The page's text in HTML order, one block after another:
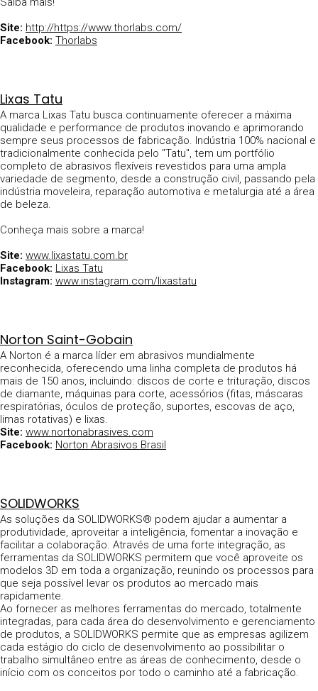
Site: http://https://www.thorlabs.com/
Facebook: Thorlabs
Lixas Tatu
A marca Lixas Tatu busca continuamente oferecer a máxima
qualidade e performance de produtos inovando e aprimorando
sempre seus processos de fabricação. Indústria 100% nacional e
tradicionalmente conhecida pelo "Tatu", tem um portfólio
completo de abrasivos flexíveis revestidos para uma ampla
variedade de segmento, desde a construção civil, passando pela
indústria moveleira, reparação automotiva e metalurgia até a área
de beleza.
Conheça mais sobre a marca!
Site: www.lixastatu.com.br
Facebook: Lixas Tatu
Instagram: www.instagram.com/lixastatu
Norton Saint-Gobain
A Norton é a marca líder em abrasivos mundialmente
reconhecida, oferecendo uma linha completa de produtos há
mais de 150 anos, incluindo: discos de corte e trituração, discos
de diamante, máquinas para corte, acessórios (fitas, máscaras
respiratórias, óculos de proteção, suportes, escovas de aço,
limas rotativas) e lixas.
Site: www.nortonabrasives.com
Facebook: Norton Abrasivos Brasil
SOLIDWORKS
As soluções da SOLIDWORKS® podem ajudar a aumentar a
produtividade, aproveitar a inteligência, fomentar a inovação e
facilitar a colaboração. Através de uma forte integração, as
ferramentas da SOLIDWORKS permitem que você aproveite os
modelos 3D em toda a organização, reunindo os processos para
que seja possível levar os produtos ao mercado mais
rapidamente.
Ao fornecer as melhores ferramentas do mercado, totalmente
integradas, para cada área do desenvolvimento e gerenciamento
de produtos, a SOLIDWORKS permite que as empresas agilizem
cada estágio do ciclo de desenvolvimento ao possibilitar o
trabalho simultâneo entre as áreas de conhecimento, desde o
início com os conceitos por todo o caminho até a fabricação.